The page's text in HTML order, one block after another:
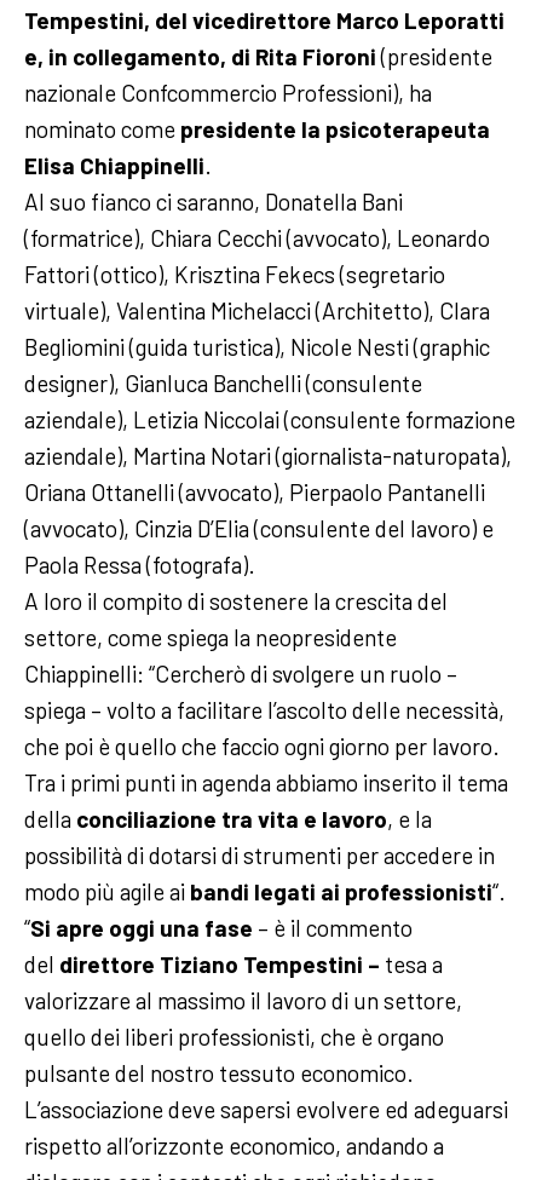
Tempestini, del vicedirettore Marco Leporatti
e, in collegamento, di Rita Fioroni(presidente
nazionale Confcommercio Professioni), ha
nominato come presidente la psicoterapeuta
Elisa Chiappinelli.
Al suo fianco ci saranno, Donatella Bani
(formatrice), Chiara Cecchi (avvocato), Leonardo
Fattori (ottico), Krisztina Fekecs (segretario
virtuale), Valentina Michelacci (Architetto), Clara
Begliomini (guida turistica), Nicole Nesti (graphic
designer), Gianluca Banchelli (consulente
aziendale), Letizia Niccolai (consulente formazione
aziendale), Martina Notari (giornalista-naturopata),
Oriana Ottanelli (avvocato), Pierpaolo Pantanelli
(avvocato), Cinzia D’Elia (consulente del lavoro) e
Paola Ressa (fotografa).
A loro il compito di sostenere la crescita del
settore, come spiega la neopresidente
Chiappinelli: “Cercherò di svolgere un ruolo –
spiega – volto a facilitare l’ascolto delle necessità,
che poi è quello che faccio ogni giorno per lavoro.
Tra i primi punti in agenda abbiamo inserito il tema
della conciliazione tra vita e lavoro, e la
possibilità di dotarsi di strumenti per accedere in
modo più agile ai bandi legati ai professionisti“.
“Si apre oggi una fase – è il commento
del direttore Tiziano Tempestini – tesa a
valorizzare al massimo il lavoro di un settore,
quello dei liberi professionisti, che è organo
pulsante del nostro tessuto economico.
L’associazione deve sapersi evolvere ed adeguarsi
rispetto all’orizzonte economico, andando a